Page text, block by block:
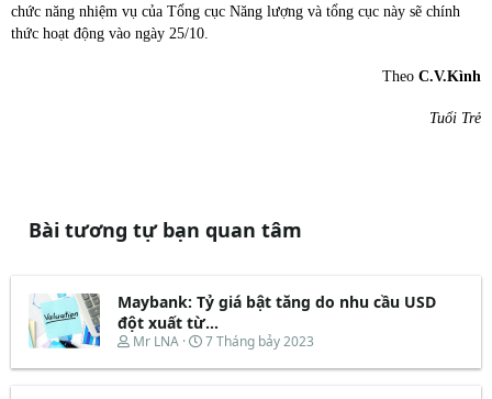
chức năng nhiệm vụ của Tổng cục Năng lượng và tổng cục này sẽ chính
thức hoạt động vào ngày 25/10.
Theo C.V.Kình
Tuổi Trẻ
Bài tương tự bạn quan tâm
Maybank: Tỷ giá bật tăng do nhu cầu USD
đột xuất từ...
T
r
Mr LNA
N
à
7 Tháng bảy 2023